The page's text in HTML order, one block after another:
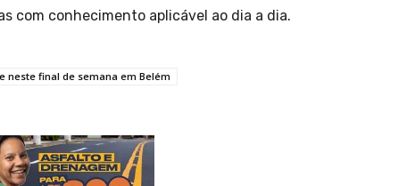
com conhecimento aplicável ao dia a dia.
neste final de semana em Belém